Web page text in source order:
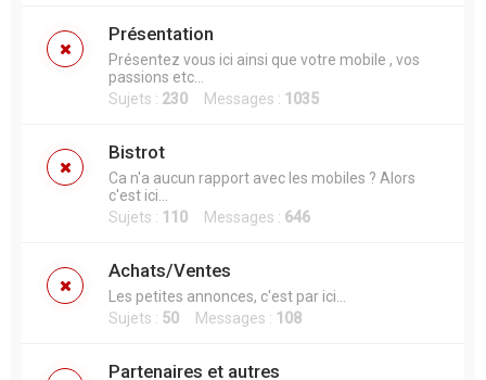
Présentation
Présentez vous ici ainsi que votre mobile , vos
passions etc...
Sujets : 230 Messages : 1035
Bistrot
Ca n'a aucun rapport avec les mobiles ? Alors
c'est ici...
Sujets : 110 Messages : 646
Achats/Ventes
Les petites annonces, c'est par ici...
Sujets : 50 Messages : 108
Partenaires et autres